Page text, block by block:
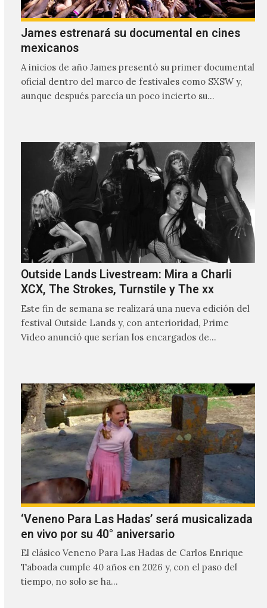
James estrenará su documental en cines
mexicanos
A inicios de año James presentó su primer documental
oficial dentro del marco de festivales como SXSW y,
aunque después parecía un poco incierto su…
Outside Lands Livestream: Mira a Charli
XCX, The Strokes, Turnstile y The xx
Este fin de semana se realizará una nueva edición del
festival Outside Lands y, con anterioridad, Prime
Video anunció que serían los encargados de
‘Veneno Para Las Hadas’ será musicalizada
en vivo por su 40° aniversario
El clásico Veneno Para Las Hadas de Carlos Enrique
Taboada cumple 40 años en 2026 y, con el paso del
tiempo, no solo se ha…